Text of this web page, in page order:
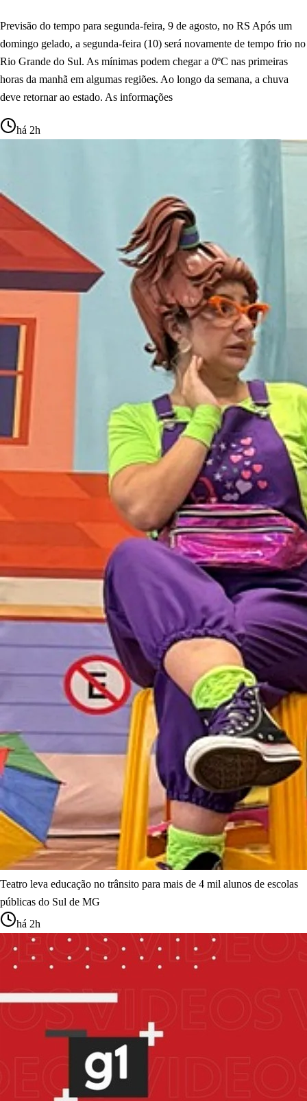
Previsão do tempo para segunda-feira, 9 de agosto, no RS Após um
domingo gelado, a segunda-feira (10) será novamente de tempo frio no
Rio Grande do Sul. As mínimas podem chegar a 0ºC nas primeiras
horas da manhã em algumas regiões. Ao longo da semana, a chuva
deve retornar ao estado. As informações
há 2h
Teatro leva educação no trânsito para mais de 4 mil alunos de escolas
públicas do Sul de MG
há 2h